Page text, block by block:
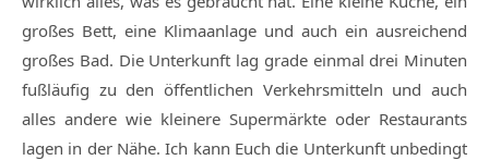
großes Bett, eine Klimaanlage und auch ein ausreichend
großes Bad. Die Unterkunft lag grade einmal drei Minuten
fußläufig zu den öffentlichen Verkehrsmitteln und auch
alles andere wie kleinere Supermärkte oder Restaurants
lagen in der Nähe. Ich kann Euch die Unterkunft unbedingt